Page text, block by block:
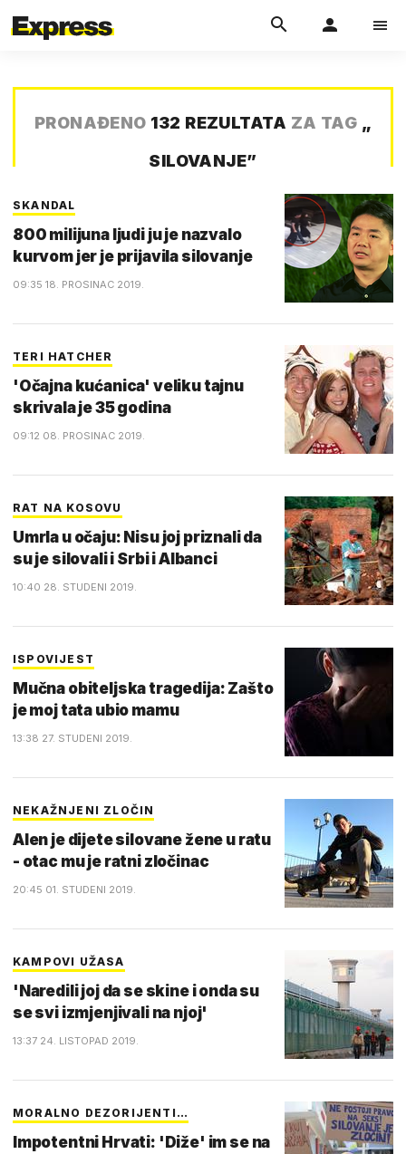
PRONAĐENO 132 REZULTATA ZA TAG „
SILOVANJE”
SKANDAL
800 milijuna ljudi ju je nazvalo
kurvom jer je prijavila silovanje
09:35 18. PROSINAC 2019.
TERI HATCHER
'Očajna kućanica' veliku tajnu
skrivala je 35 godina
09:12 08. PROSINAC 2019.
RAT NA KOSOVU
Umrla u očaju: Nisu joj priznali da
su je silovali i Srbi i Albanci
10:40 28. STUDENI 2019.
ISPOVIJEST
Mučna obiteljska tragedija: Zašto
je moj tata ubio mamu
13:38 27. STUDENI 2019.
NEKAŽNJENI ZLOČIN
Alen je dijete silovane žene u ratu
- otac mu je ratni zločinac
20:45 01. STUDENI 2019.
KAMPOVI UŽASA
'Naredili joj da se skine i onda su
se svi izmjenjivali na njoj'
13:37 24. LISTOPAD 2019.
MORALNO DEZORIJENTI…
Impotentni Hrvati: 'Diže' im se na